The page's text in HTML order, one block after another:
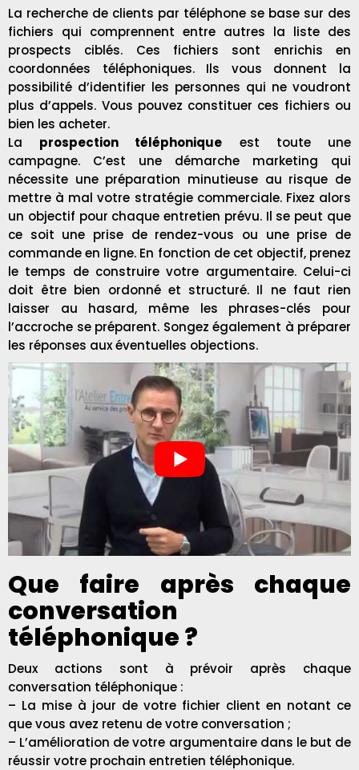
La recherche de clients par téléphone se base sur des
fichiers qui comprennent entre autres la liste des
prospects ciblés. Ces fichiers sont enrichis en
coordonnées téléphoniques. Ils vous donnent la
possibilité d’identifier les personnes qui ne voudront
plus d’appels. Vous pouvez constituer ces fichiers ou
bien les acheter.
La prospection téléphonique est toute une
campagne. C’est une démarche marketing qui
nécessite une préparation minutieuse au risque de
mettre à mal votre stratégie commerciale. Fixez alors
un objectif pour chaque entretien prévu. Il se peut que
ce soit une prise de rendez-vous ou une prise de
commande en ligne. En fonction de cet objectif, prenez
le temps de construire votre argumentaire. Celui-ci
doit être bien ordonné et structuré. Il ne faut rien
laisser au hasard, même les phrases-clés pour
l’accroche se préparent. Songez également à préparer
les réponses aux éventuelles objections.
Que faire après chaque
conversation
téléphonique ?
Deux actions sont à prévoir après chaque
conversation téléphonique :
– La mise à jour de votre fichier client en notant ce
que vous avez retenu de votre conversation ;
– L’amélioration de votre argumentaire dans le but de
réussir votre prochain entretien téléphonique.